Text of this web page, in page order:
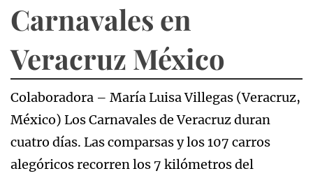
Carnavales en
Veracruz México
Colaboradora – María Luisa Villegas (Veracruz,
México) Los Carnavales de Veracruz duran
cuatro días. Las comparsas y los 107 carros
alegóricos recorren los 7 kilómetros del